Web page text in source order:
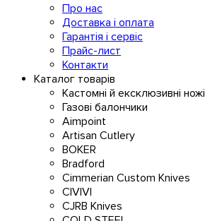
Про нас
Доставка і оплата
Гарантія і сервіс
Прайс-лист
Контакти
Каталог товарів
Кастомні й ексклюзивні ножі
Газові балончики
Aimpoint
Artisan Cutlery
BOKER
Bradford
Cimmerian Custom Knives
CIVIVI
CJRB Knives